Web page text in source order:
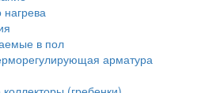
в пол
арматура